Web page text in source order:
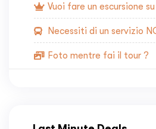
Vuoi fare un escursione
Necessiti di un servizio
Foto mentre fai il tour ?